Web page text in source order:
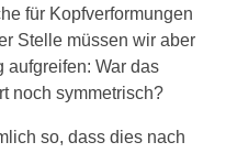
für Kopfverformungen
Stelle müssen wir aber
aufgreifen: War das
noch symmetrisch?
so, dass dies nach